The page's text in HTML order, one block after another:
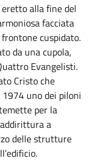
alla fine del
facciata
cuspidato.
da una cupola,
Evangelisti.
Cristo che
uno dei piloni
per la
a
delle strutture